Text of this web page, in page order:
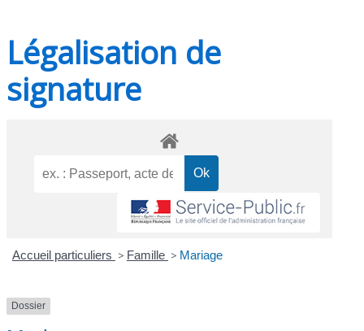
Légalisation de
signature
Accueil particuliers > Famille > Mariage
Dossier